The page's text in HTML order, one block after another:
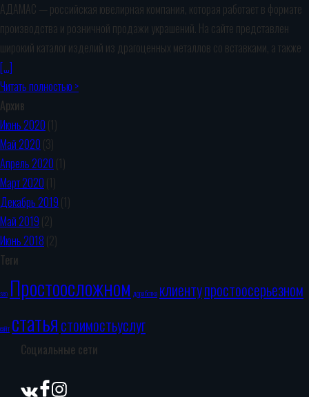
АДАМАС — российская ювелирная компания, которая работает в формате
производства и розничной продажи украшений. На сайте представлен
широкий каталог изделий из драгоценных металлов со вставками, а также
[…]
Читать полностью >
Архив
Июнь 2020 (1)
Май 2020 (3)
Апрель 2020 (1)
Март 2020 (1)
Декабрь 2019 (1)
Май 2019 (2)
Июнь 2018 (2)
Теги
seo Простоосложном доработка клиентупростоосерьезном
сайт статьястоимостьуслуг
Социальные сети